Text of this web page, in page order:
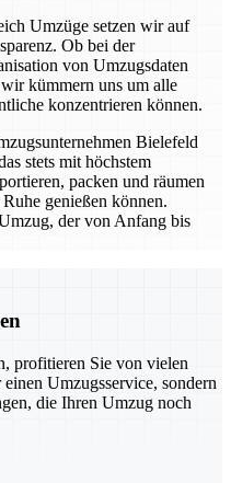
Umzüge setzen wir auf
Ob bei der
von Umzugsdaten
kümmern uns um alle
konzentrieren können.
Bielefeld
stets mit höchstem
packen und räumen
genießen können.
der von Anfang bis
profitieren Sie von vielen
Umzugsservice, sondern
die Ihren Umzug noch